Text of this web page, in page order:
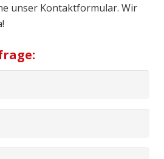
unser Kontaktformular. Wir